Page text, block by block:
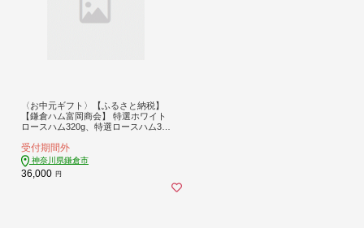
〈お中元ギフト〉【ふるさと納税】
【鎌倉ハム富岡商会】 特選ホワイト
ロースハム320g、特選ロースハム32
受付期間外
神奈川県鎌倉市
36,000 円